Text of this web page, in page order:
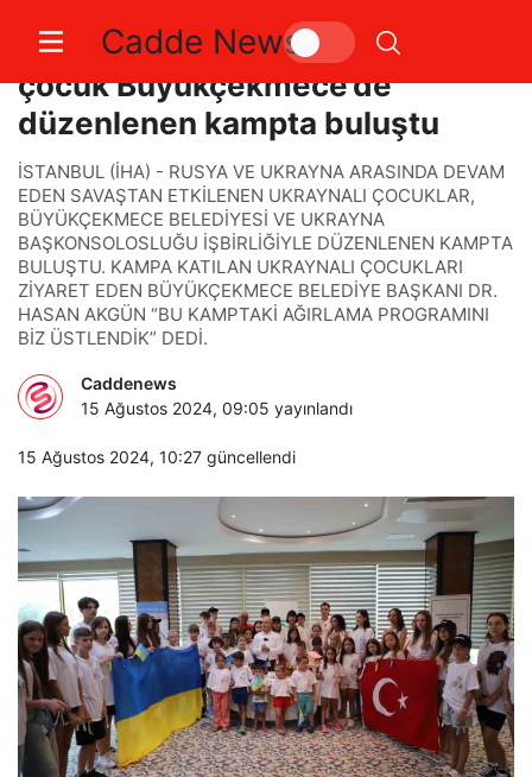
Cadde News
Savaş mağduru 50 Ukraynalı
çocuk Büyükçekmece’de
düzenlenen kampta buluştu
İSTANBUL (İHA) - RUSYA VE UKRAYNA ARASINDA DEVAM
EDEN SAVAŞTAN ETKİLENEN UKRAYNALI ÇOCUKLAR,
BÜYÜKÇEKMECE BELEDİYESİ VE UKRAYNA
BAŞKONSOLOSLUĞU İŞBİRLİĞİYLE DÜZENLENEN KAMPTA
BULUŞTU. KAMPA KATILAN UKRAYNALI ÇOCUKLARI
ZİYARET EDEN BÜYÜKÇEKMECE BELEDİYE BAŞKANI DR.
HASAN AKGÜN “BU KAMPTAKİ AĞIRLAMA PROGRAMINI
BİZ ÜSTLENDİK” DEDİ.
Caddenews
15 Ağustos 2024, 09:05 yayınlandı
15 Ağustos 2024, 10:27 güncellendi